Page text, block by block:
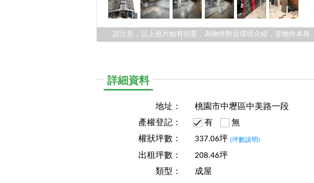
請注意，以上照片如有街景，為物件附近環境介紹，非物件本身。
詳細資料
地址：
桃園市中壢區中美路一段
產權登記：
有
無
權狀坪數：
337.06坪 (坪數說明)
出租坪數：
208.46坪
類型：
成屋